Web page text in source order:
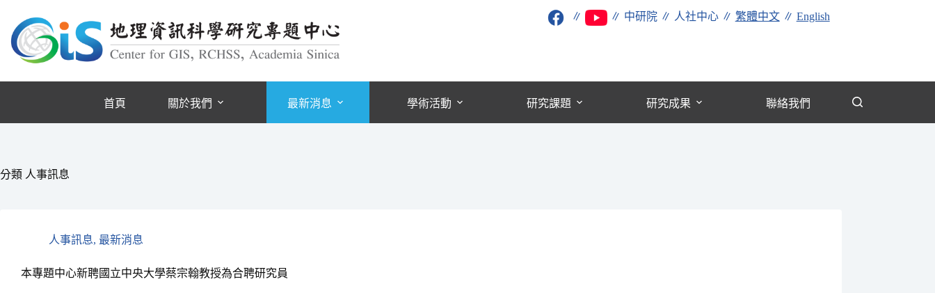
∥ ∥ 中研院∥ 人社中心∥ 繁體中文∥ English
首頁 關於我們 最新消息 學術活動 研究課題 研究成果 聯絡我們
分類 人事訊息
人事訊息, 最新消息
本專題中心新聘國立中央大學蔡宗翰教授為合聘研究員